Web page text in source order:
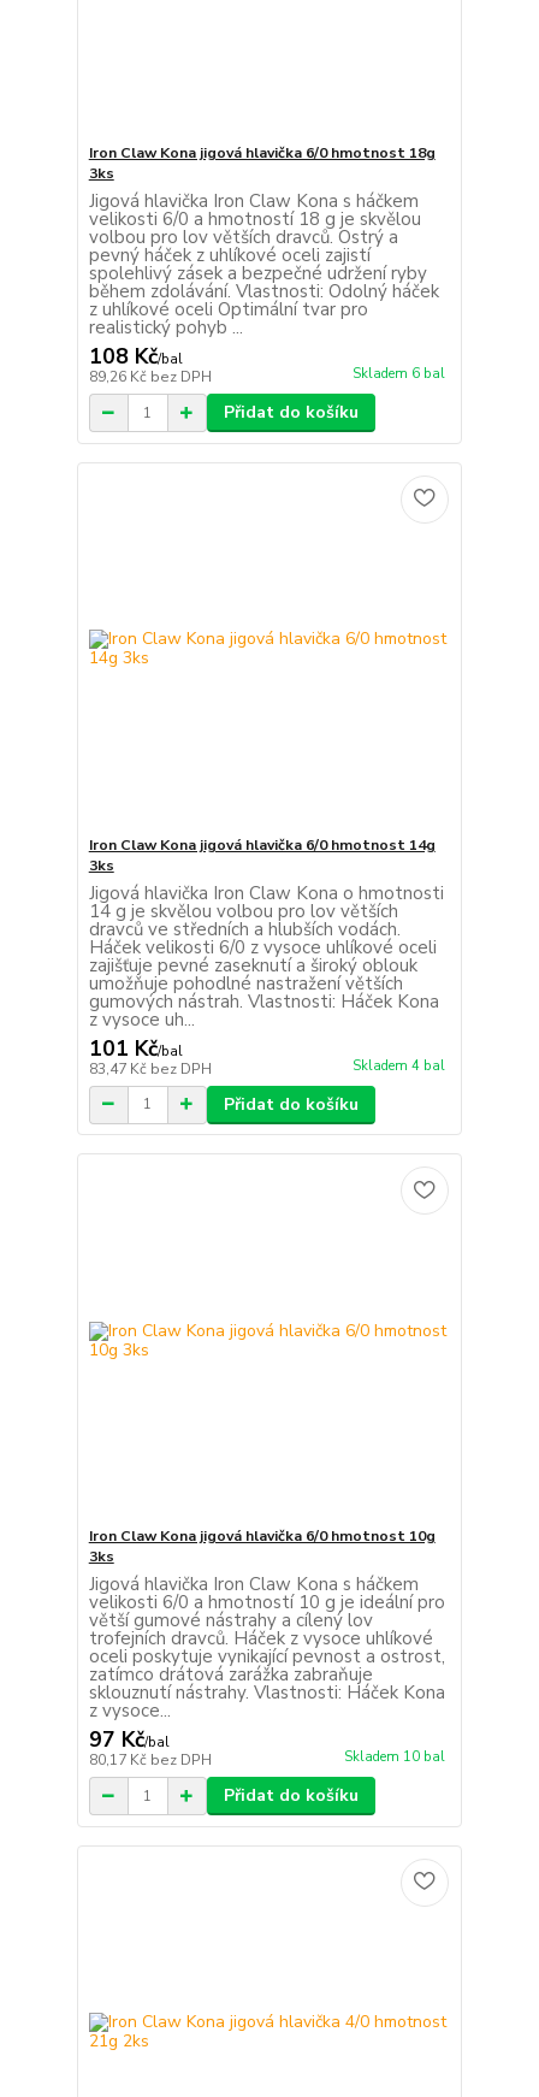
Iron Claw Kona jigová hlavička 6/0 hmotnost 18g
3ks
Jigová hlavička Iron Claw Kona s háčkem
velikosti 6/0 a hmotností 18 g je skvělou
volbou pro lov větších dravců. Ostrý a
pevný háček z uhlíkové oceli zajistí
spolehlivý zásek a bezpečné udržení ryby
během zdolávání. Vlastnosti: Odolný háček
z uhlíkové oceli Optimální tvar pro
realistický pohyb ...
108 Kč/bal
89,26 Kč bez DPH Skladem 6 bal
Přidat do košíku
Iron Claw Kona jigová hlavička 6/0 hmotnost 14g
3ks
Jigová hlavička Iron Claw Kona o hmotnosti
14 g je skvělou volbou pro lov větších
dravců ve středních a hlubších vodách.
Háček velikosti 6/0 z vysoce uhlíkové oceli
zajišťuje pevné zaseknutí a široký oblouk
umožňuje pohodlné nastražení větších
gumových nástrah. Vlastnosti: Háček Kona
z vysoce uh...
101 Kč/bal
83,47 Kč bez DPH Skladem 4 bal
Přidat do košíku
Iron Claw Kona jigová hlavička 6/0 hmotnost 10g
3ks
Jigová hlavička Iron Claw Kona s háčkem
velikosti 6/0 a hmotností 10 g je ideální pro
větší gumové nástrahy a cílený lov
trofejních dravců. Háček z vysoce uhlíkové
oceli poskytuje vynikající pevnost a ostrost,
zatímco drátová zarážka zabraňuje
sklouznutí nástrahy. Vlastnosti: Háček Kona
z vysoce...
97 Kč/bal
80,17 Kč bez DPH Skladem 10 bal
Přidat do košíku